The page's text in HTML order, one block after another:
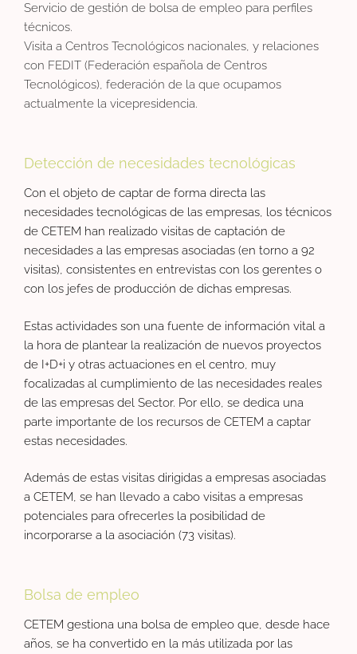
Servicio de gestión de bolsa de empleo para perfiles
técnicos.
Visita a Centros Tecnológicos nacionales, y relaciones
con FEDIT (Federación española de Centros
Tecnológicos), federación de la que ocupamos
actualmente la vicepresidencia.
Detección de necesidades tecnológicas
Con el objeto de captar de forma directa las
necesidades tecnológicas de las empresas, los técnicos
de CETEM han realizado visitas de captación de
necesidades a las empresas asociadas (en torno a 92
visitas), consistentes en entrevistas con los gerentes o
con los jefes de producción de dichas empresas.
Estas actividades son una fuente de información vital a
la hora de plantear la realización de nuevos proyectos
de I+D+i y otras actuaciones en el centro, muy
focalizadas al cumplimiento de las necesidades reales
de las empresas del Sector. Por ello, se dedica una
parte importante de los recursos de CETEM a captar
estas necesidades.
Además de estas visitas dirigidas a empresas asociadas
a CETEM, se han llevado a cabo visitas a empresas
potenciales para ofrecerles la posibilidad de
incorporarse a la asociación (73 visitas).
Bolsa de empleo
CETEM gestiona una bolsa de empleo que, desde hace
años, se ha convertido en la más utilizada por las